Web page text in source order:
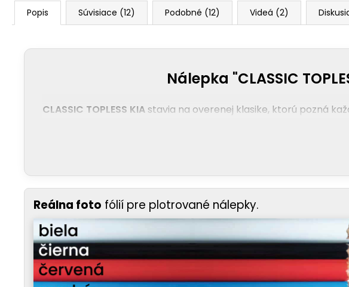
Popis Súvisiace (12) Podobné (12) Videá (2)
Nálepka "CLASSIC
CLASSIC TOPLESS KIA stavia na overenej klasike, ktorú pozná
Reálna foto fólií pre plotrované nálepky.